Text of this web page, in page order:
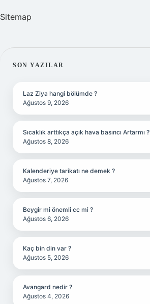
Sitemap
SIDEBAR
SON YAZILAR
Laz Ziya hangi bölümde ?
Ağustos 9, 2026
Sıcaklık arttıkça açık hava basıncı Artarmı ?
Ağustos 8, 2026
Kalenderiye tarikatı ne demek ?
Ağustos 7, 2026
Beygir mi önemli cc mi ?
Ağustos 6, 2026
Kaç bin din var ?
Ağustos 5, 2026
Avangard nedir ?
Ağustos 4, 2026